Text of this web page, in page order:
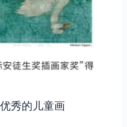
秀的儿童画